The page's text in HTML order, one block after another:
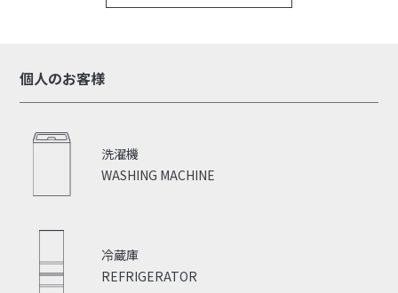
個人のお客様
WASHING MACHINE
洗濯機
REFRIGERATOR
冷蔵庫